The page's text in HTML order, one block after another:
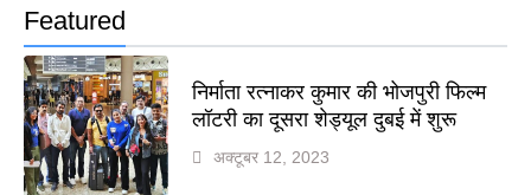
Featured
निर्माता रत्नाकर कुमार की भोजपुरी फिल्म
लॉटरी का दूसरा शेड्यूल दुबई में शुरू
अक्टूबर 12, 2023